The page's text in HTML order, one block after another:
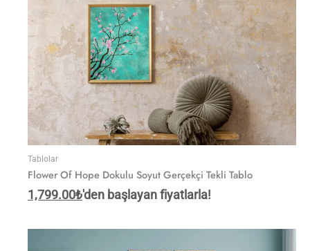
Tablolar
Flower Of Hope Dokulu Soyut Gerçekçi Tekli Tablo
1,799.00₺'den başlayan fiyatlarla!